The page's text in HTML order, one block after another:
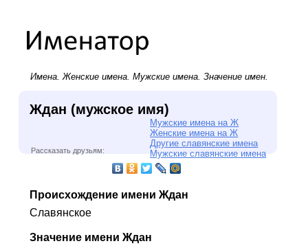
Имена.Женские имена. Мужские имена. Значение имен.
Ждан (мужское имя)
Мужские имена на Ж
Женские имена на Ж
Другие славянские имена
Мужские славянские имена
Рассказать друзьям:
Происхождение имени Ждан
Славянское
Значение имени Ждан